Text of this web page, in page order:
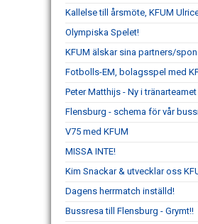
Kallelse till årsmöte, KFUM
Olympiska Spelet!
KFUM älskar sina partners/
Fotbolls-EM, bolagsspel med
Peter Matthijs - Ny i tränarteamet
Flensburg - schema för vår
V75 med KFUM
MISSA INTE!
Kim Snackar & utvecklar oss
Dagens herrmatch inställd!
Bussresa till Flensburg - Grymt!!